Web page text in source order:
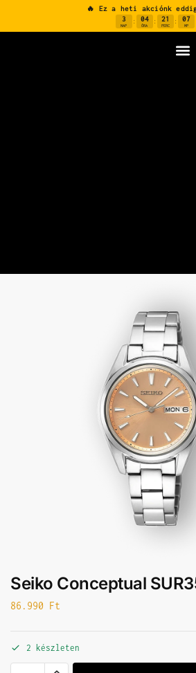
🔥 Ez a heti akciónk
3
NAP
: 04
ÓRA
: 21
PERC
: 06
MP
Seiko Conceptual
86.990 Ft
2 készleten